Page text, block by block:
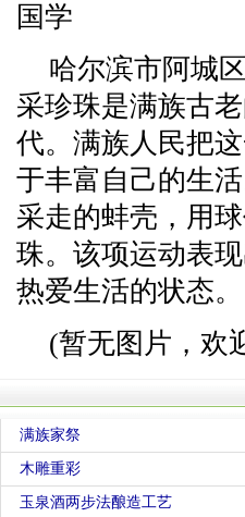
国学
哈尔滨市阿城
采珍珠是满族古
代。满族人民把
于丰富自己的生
采走的蚌壳，用
珠。该项运动表
热爱生活的状态。
(暂无图片，欢
满族家祭
木雕重彩
玉泉酒两步法酿造工艺